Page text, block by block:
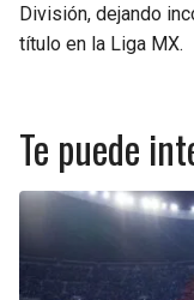
División, dejando
título en la Liga MX.
Te puede